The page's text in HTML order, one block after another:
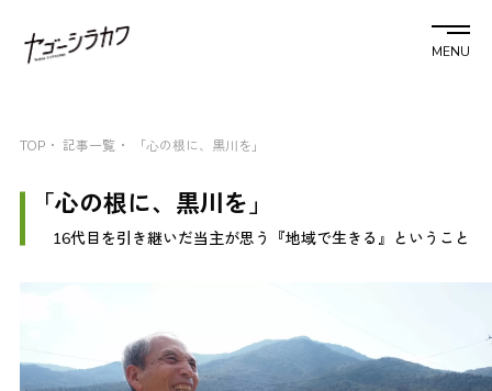
MENU
TOP 記事一覧 「心の根に、黒川を」
「心の根に、黒川を」
16代目を引き継いだ当主が思う『地域で生きる』ということ